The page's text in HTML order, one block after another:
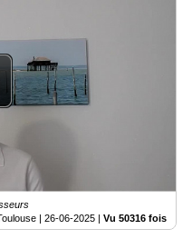
| 26-06-2025 | Vu 50316 fois